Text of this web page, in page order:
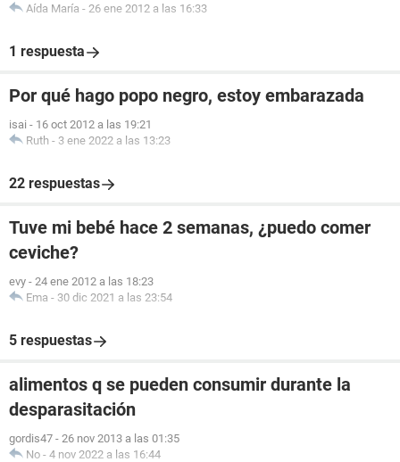
Aída María - 26 ene 2012 a las 16:33
1 respuesta
Por qué hago popo negro, estoy embarazada
isai - 16 oct 2012 a las 19:21
Ruth - 3 ene 2022 a las 13:23
22 respuestas
Tuve mi bebé hace 2 semanas, ¿puedo comer
ceviche?
evy - 24 ene 2012 a las 18:23
Ema - 30 dic 2021 a las 23:54
5 respuestas
alimentos q se pueden consumir durante la
desparasitación
gordis47 - 26 nov 2013 a las 01:35
No - 4 nov 2022 a las 16:44